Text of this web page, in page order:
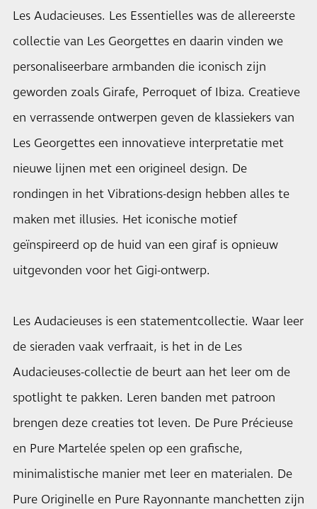
Les Audacieuses. Les Essentielles was de allereerste
collectie van Les Georgettes en daarin vinden we
personaliseerbare armbanden die iconisch zijn
geworden zoals Girafe, Perroquet of Ibiza. Creatieve
en verrassende ontwerpen geven de klassiekers van
Les Georgettes een innovatieve interpretatie met
nieuwe lijnen met een origineel design. De
rondingen in het Vibrations-design hebben alles te
maken met illusies. Het iconische motief
geïnspireerd op de huid van een giraf is opnieuw
uitgevonden voor het Gigi-ontwerp.
Les Audacieuses is een statementcollectie. Waar leer
de sieraden vaak verfraait, is het in de Les
Audacieuses-collectie de beurt aan het leer om de
spotlight te pakken. Leren banden met patroon
brengen deze creaties tot leven. De Pure Précieuse
en Pure Martelée spelen op een grafische,
minimalistische manier met leer en materialen. De
Pure Originelle en Pure Rayonnante manchetten zijn